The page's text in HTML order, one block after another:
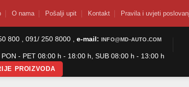
O nama Pošalji upit Kontakt Pravila i uvjeti
800 , 091/ 250 8000 , e-mail: INFO@MD-AUTO.COM
PON - PET 08:00 h - 18:00 h, SUB 08:00 h - 13:00 h
PROIZVODA